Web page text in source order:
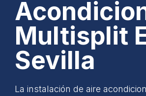
Multisplit
Sevilla
La instalación de aire